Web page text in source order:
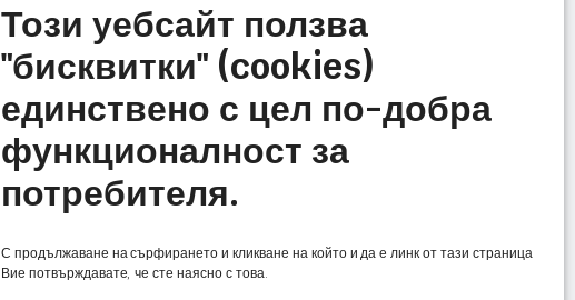
Този уебсайт ползва
"бисквитки" (cookies)
единствено с цел по-добра
функционалност за
потребителя.
С продължаване на сърфирането и кликване на който и да е линк от тази страница
Вие потвърждавате, че сте наясно с това.
За нас
Контакти
Полезни връзки
Общи условия и
политика за сигурност
Политика за бисквитки